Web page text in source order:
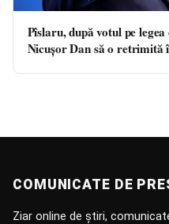
Pîslaru, după votul pe
Nicușor Dan să o retrimită
COMUNICATE DE
Ziar online de știri,